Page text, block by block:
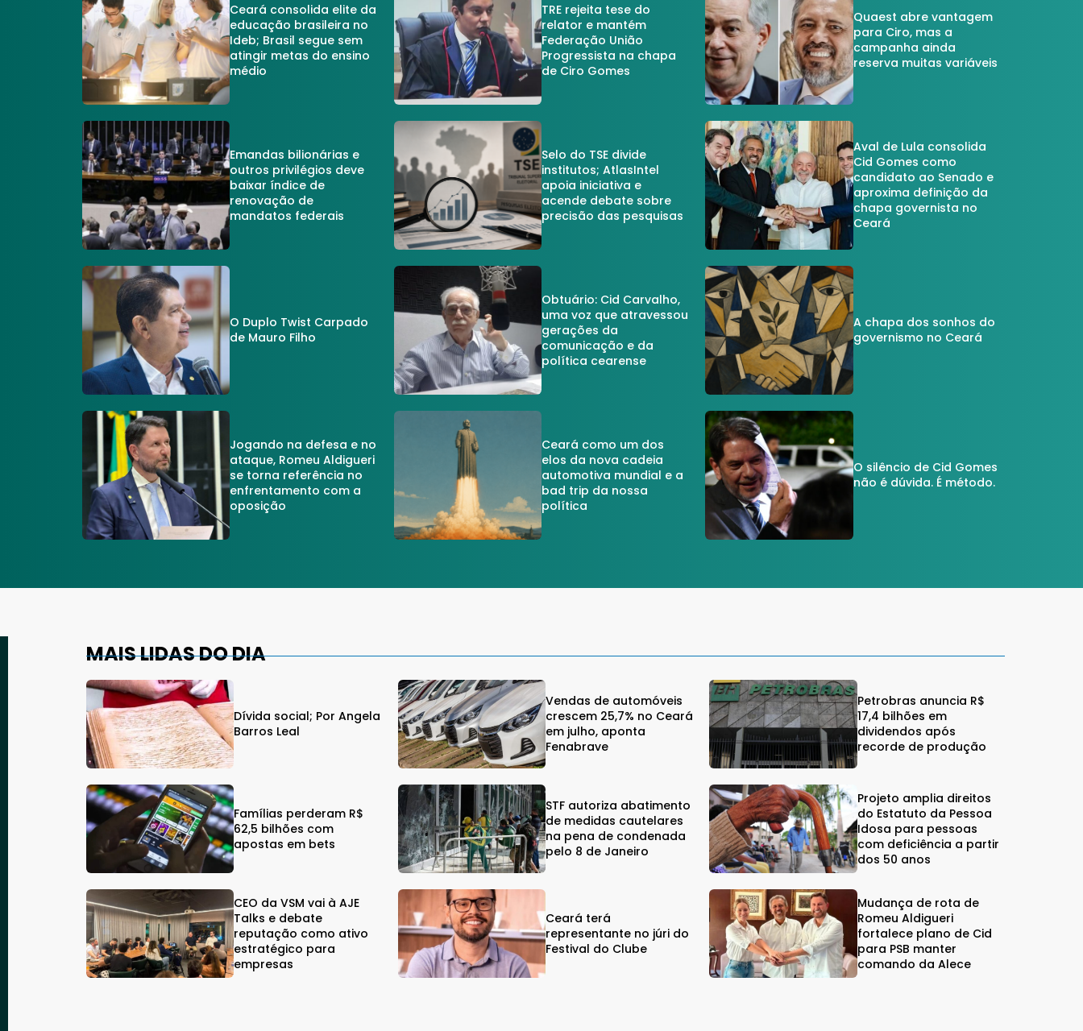
Ceará consolida elite da
educação brasileira no
Ideb; Brasil segue sem
atingir metas do ensino
médio
TRE rejeita tese do
relator e mantém
Federação União
Progressista na chapa
de Ciro Gomes
Quaest abre vantagem
para Ciro, mas a
campanha ainda
reserva muitas variáveis
Emandas bilionárias e
outros privilégios deve
baixar índice de
renovação de
mandatos federais
Selo do TSE divide
institutos; AtlasIntel
apoia iniciativa e
acende debate sobre
precisão das pesquisas
Aval de Lula consolida
Cid Gomes como
candidato ao Senado e
aproxima definição da
chapa governista no
Ceará
O Duplo Twist Carpado
de Mauro Filho
Obtuário: Cid Carvalho,
uma voz que atravessou
gerações da
comunicação e da
política cearense
A chapa dos sonhos do
governismo no Ceará
Jogando na defesa e no
ataque, Romeu Aldigueri
se torna referência no
enfrentamento com a
oposição
Ceará como um dos
elos da nova cadeia
automotiva mundial e a
bad trip da nossa
política
O silêncio de Cid Gomes
não é dúvida. É método.
MAIS LIDAS DO DIA
Dívida social; Por Angela
Barros Leal
Vendas de automóveis
crescem 25,7% no Ceará
em julho, aponta
Fenabrave
Petrobras anuncia R$
17,4 bilhões em
dividendos após
recorde de produção
Famílias perderam R$
62,5 bilhões com
apostas em bets
STF autoriza abatimento
de medidas cautelares
na pena de condenada
pelo 8 de Janeiro
Projeto amplia direitos
do Estatuto da Pessoa
Idosa para pessoas
com deficiência a partir
dos 50 anos
CEO da VSM vai à AJE
Talks e debate
reputação como ativo
estratégico para
empresas
Ceará terá
representante no júri do
Festival do Clube
Mudança de rota de
Romeu Aldigueri
fortalece plano de Cid
para PSB manter
comando da Alece